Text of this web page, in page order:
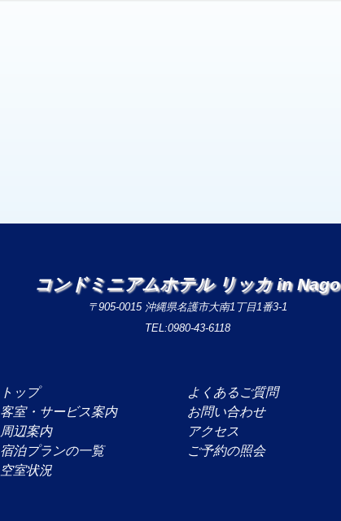
コンドミニアムホテル リッカ in Nago
〒905-0015 沖縄県名護市大南1丁目1番3-1
TEL:0980-43-6118
トップ
客室・サービス案内
周辺案内
宿泊プランの一覧
空室状況
よくあるご質問
お問い合わせ
アクセス
ご予約の照会